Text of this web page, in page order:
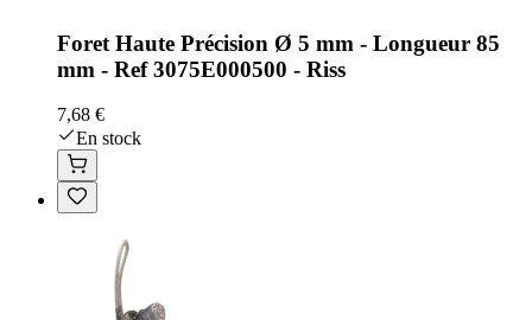
Foret Haute Précision Ø 5 mm - Longueur 85
mm - Ref 3075E000500 - Riss
7,68 €
En stock